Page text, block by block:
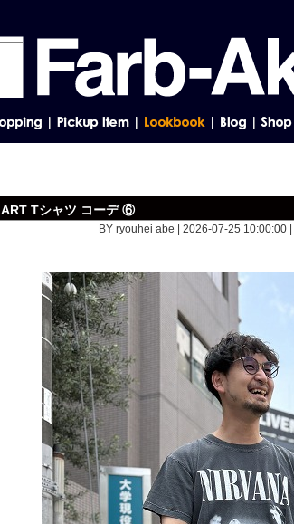
ART Tシャツ コーデ ⑥
BY ryouhei abe | 2026-07-25 10:00:00 |